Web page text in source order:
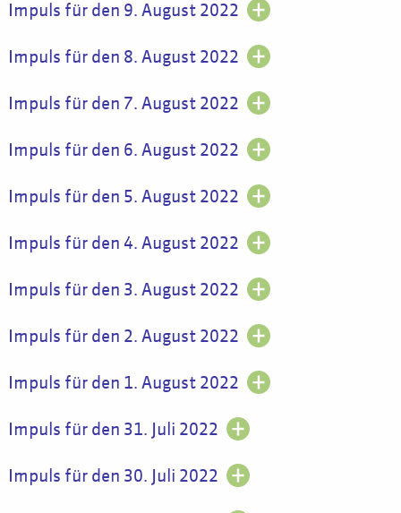
Impuls für den 9. August 2022
Impuls für den 8. August 2022
Impuls für den 7. August 2022
Impuls für den 6. August 2022
Impuls für den 5. August 2022
Impuls für den 4. August 2022
Impuls für den 3. August 2022
Impuls für den 2. August 2022
Impuls für den 1. August 2022
Impuls für den 31. Juli 2022
Impuls für den 30. Juli 2022